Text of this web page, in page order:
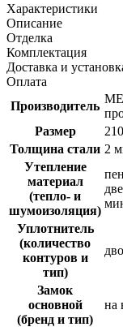
Характеристики
Описание
Отделка
Комплектация
Доставка и
Оплата
Производитель
Размер
Толщина стали 2
Утепление
материал
(тепло- и
шумоизоляция)
Уплотнитель
(количество
контуров и
тип)
Замок
основной
(бренд и тип)
на